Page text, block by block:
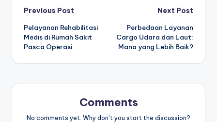
Post
navigation
Previous Post
Pelayanan Rehabilitasi
Medis di Rumah Sakit
Pasca Operasi
Next Post
Perbedaan Layanan
Cargo Udara dan Laut:
Mana yang Lebih Baik?
Comments
No comments yet. Why don’t you start the discussion?